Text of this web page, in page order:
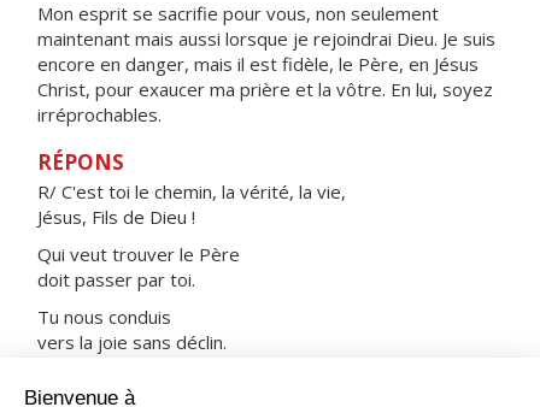
Mon esprit se sacrifie pour vous, non seulement
maintenant mais aussi lorsque je rejoindrai Dieu. Je suis
encore en danger, mais il est fidèle, le Père, en Jésus
Christ, pour exaucer ma prière et la vôtre. En lui, soyez
irréprochables.
RÉPONS
R/ C'est toi le chemin, la vérité, la vie,
Jésus, Fils de Dieu !
Qui veut trouver le Père
doit passer par toi.
Tu nous conduis
vers la joie sans déclin.